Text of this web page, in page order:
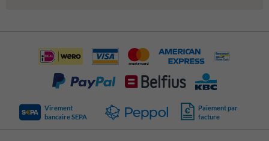
Virement
bancaire SEPA
Paiement par
facture